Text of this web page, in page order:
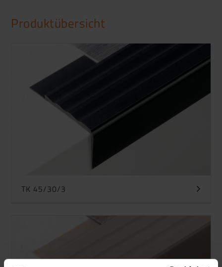
Produktübersicht
TK 45/30/3